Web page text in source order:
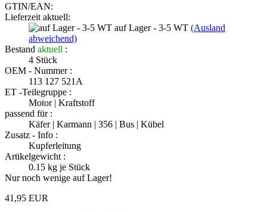
GTIN/EAN:
Lieferzeit aktuell:
auf Lager - 3-5 WT (Ausland
abweichend)
Bestand aktuell :
4 Stück
OEM - Nummer :
113 127 521A
ET -Teilegruppe :
Motor | Kraftstoff
passend für :
Käfer | Karmann | 356 | Bus | Kübel
Zusatz - Info :
Kupferleitung
Artikelgewicht :
0.15 kg je Stück
Nur noch wenige auf Lager!
41,95 EUR